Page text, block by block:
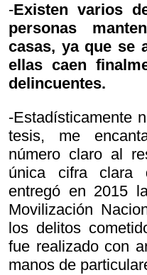
-Existen varios
personas
casas, ya que se
ellas caen
delincuentes.
-Estadísticamente
tesis, me
número claro al
única cifra clara
entregó en 2015
Movilización
los delitos
fue realizado con
manos de